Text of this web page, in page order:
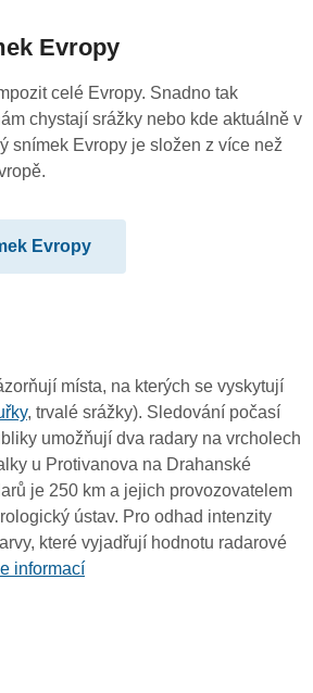
Evropy
celé Evropy. Snadno tak
chystají srážky nebo kde aktuálně v
snímek Evropy je složen z více než
Evropy
místa, na kterých se vyskytují
, trvalé srážky). Sledování počasí
umožňují dva radary na vrcholech
u Protivanova na Drahanské
je 250 km a jejich provozovatelem
ústav. Pro odhad intenzity
které vyjadřují hodnotu radarové
informací